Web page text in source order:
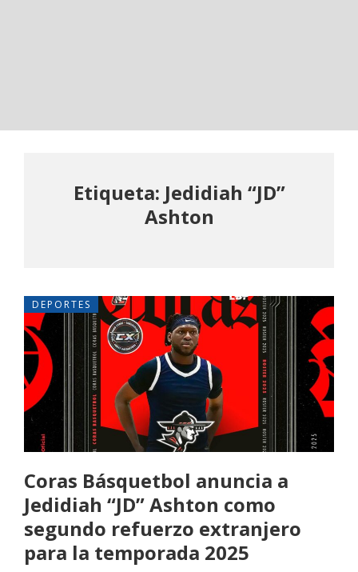
Etiqueta: Jedidiah “JD”
Ashton
DEPORTES
Coras Básquetbol anuncia a
Jedidiah “JD” Ashton como
segundo refuerzo extranjero
para la temporada 2025